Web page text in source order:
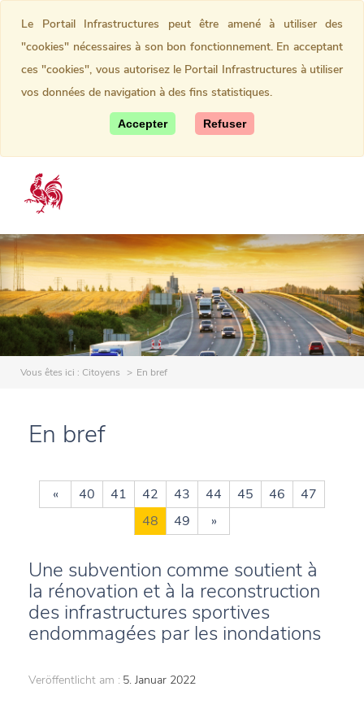
Vous êtes ici : Citoyens En bref
En bref
« 40 41 42 43 44 45 46
47
48
49 »
Une subvention comme soutient à
la rénovation et à la reconstruction
des infrastructures sportives
endommagées par les inondations
Veröffentlicht am : 5. Januar 2022
Le Portail Infrastructures peut être amené à utiliser des
"cookies" nécessaires à son bon fonctionnement. En acceptant
ces "cookies", vous autorisez le Portail Infrastructures à utiliser
vos données de navigation à des fins statistiques.
Accepter Refuser